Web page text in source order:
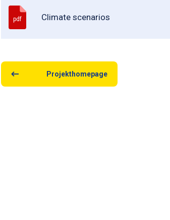
pdf Climate scenarios
Projekthomepage